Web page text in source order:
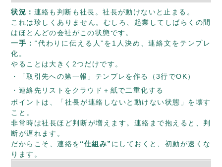
状況： 連絡も判断も社長。社長が動けないと止まる。
これは珍しくありません。むしろ、起業してしばらくの間
はほとんどの会社がこの状態です。
一手： “代わりに伝える人”を1人決め、連絡文をテンプレ
化。
やることは大きく2つだけです。
「取引先への第一報」テンプレを作る（3行でOK）
連絡先リストをクラウド＋紙で二重化する
ポイントは、「社長が連絡しないと動けない状態」を壊す
こと。
非常時は社長ほど判断が増えます。連絡まで抱えると、判
断が遅れます。
だからこそ、連絡を“仕組み” にしておくと、初動が速くな
ります。